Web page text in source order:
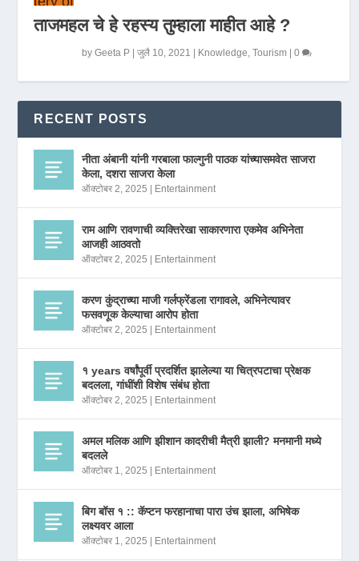
ताजमहल चे हे रहस्य तुम्हाला माहीत आहे ?
byGeeta P |जुलै 10, 2021 Knowledge,Tourism |0
RECENT POSTS
नीता अंबानी यांनी गरबाला फाल्गुनी पाठक यांच्यासमवेत साजरा
केला, दशरा साजरा केला
ऑक्टोबर 2, 2025 Entertainment
राम आणि रावणाची व्यक्तिरेखा साकारणारा एकमेव अभिनेता
आजही आठवतो
ऑक्टोबर 2, 2025 Entertainment
करण कुंद्राच्या माजी गर्लफ्रेंडला रागावले, अभिनेत्यावर
फसवणूक केल्याचा आरोप होता
ऑक्टोबर 2, 2025 Entertainment
१ years वर्षांपूर्वी प्रदर्शित झालेल्या या चित्रपटाचा प्रेक्षक
बदलला, गांधींशी विशेष संबंध होता
ऑक्टोबर 2, 2025 Entertainment
अमल मलिक आणि झीशान कादरीची मैत्री झाली? मनमानी मध्ये
बदलले
ऑक्टोबर 1, 2025 Entertainment
बिग बॉस १ :: कॅप्टन फरहानाचा पारा उंच झाला, अभिषेक
लक्ष्यवर आला
ऑक्टोबर 1, 2025 Entertainment